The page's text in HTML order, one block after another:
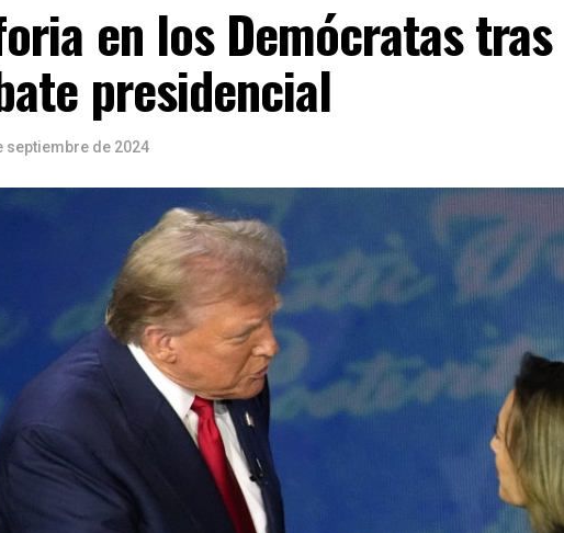
en los Demócratas
presidencial
septiembre de 2024